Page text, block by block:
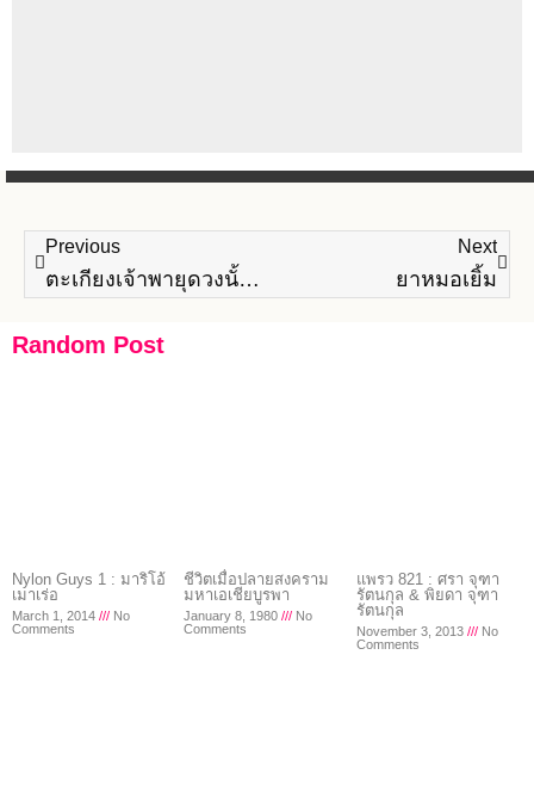
Previous
ตะเกียงเจ้าพายุดวงนั้น – ปัญญา ฤกษ์อุไร
Next
ยาหมอเยิ้ม
Random Post
Nylon Guys 1 : มาริโอ้
เมาเร่อ
March 1, 2014
No
Comments
ชีวิตเมื่อปลายสงคราม
มหาเอเชียบูรพา
January 8, 1980
No
Comments
แพรว 821 : ศรา จุฑา
รัตนกุล & พิยดา จุฑา
รัตนกุล
November 3, 2013
No
Comments